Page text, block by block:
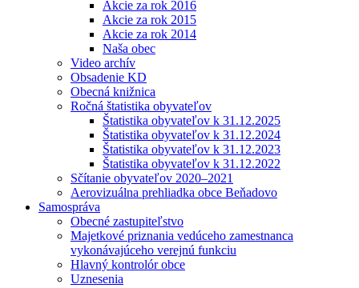
Akcie za rok 2016
Akcie za rok 2015
Akcie za rok 2014
Naša obec
Video archív
Obsadenie KD
Obecná knižnica
Ročná štatistika obyvateľov
Štatistika obyvateľov k 31.12.2025
Štatistika obyvateľov k 31.12.2024
Štatistika obyvateľov k 31.12.2023
Štatistika obyvateľov k 31.12.2022
Sčítanie obyvateľov 2020–2021
Aerovizuálna prehliadka obce Beňadovo
Samospráva
Obecné zastupiteľstvo
Majetkové priznania vedúceho zamestnanca
vykonávajúceho verejnú funkciu
Hlavný kontrolór obce
Uznesenia